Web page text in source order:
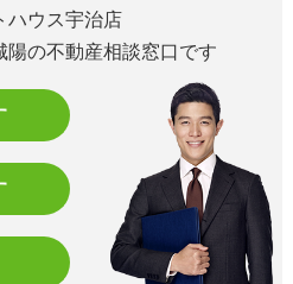
ハウス宇治店
陽の不動産相談窓口です